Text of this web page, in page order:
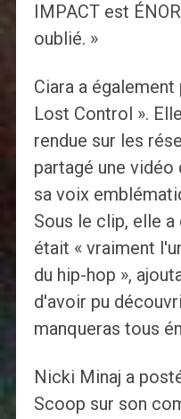
IMPACT est
oublié. »
Ciara a
Lost Control ».
rendue sur les
partagé une
sa voix
Sous le clip, elle
était « vraiment
du hip-hop »,
d'avoir pu
manqueras tous
Nicki Minaj a
Scoop sur son